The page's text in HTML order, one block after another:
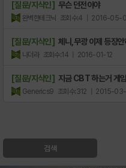
[질문/지식인] 무슨 던전이야
완벽한테크닉 조회수:4 | 2016-05-
[질문/지식인] 체니,무광 이제 등장
나더라 조회수:14 | 2016-01-12
[질문/지식인] 지금 CBT 하는거 게
요? Generics9 조회수:312 | 2015-
검색